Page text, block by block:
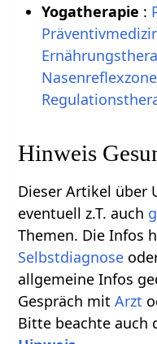
Yogatherapie :
Hinweis
Dieser Artikel
eventuell z.T. auch
Themen. Die Infos
Selbstdiagnose
allgemeine Infos
Gespräch mitArzt
Bitte beachte auch